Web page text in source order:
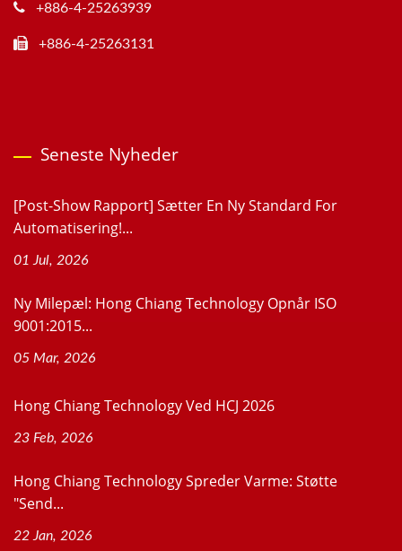
+886-4-25263939
+886-4-25263131
Seneste Nyheder
[Post-Show Rapport] Sætter En Ny Standard For
Automatisering!...
01 Jul, 2026
Ny Milepæl: Hong Chiang Technology Opnår ISO
9001:2015...
05 Mar, 2026
Hong Chiang Technology Ved HCJ 2026
23 Feb, 2026
Hong Chiang Technology Spreder Varme: Støtte
"Send...
22 Jan, 2026